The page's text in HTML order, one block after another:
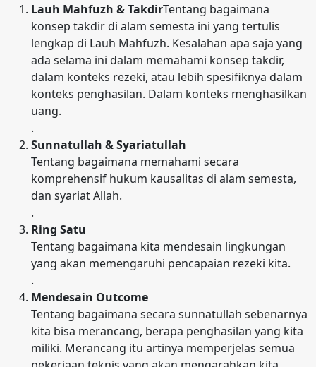
Lauh Mahfuzh & TakdirTentang bagaimana
konsep takdir di alam semesta ini yang tertulis
lengkap di Lauh Mahfuzh. Kesalahan apa saja yang
ada selama ini dalam memahami konsep takdir,
dalam konteks rezeki, atau lebih spesifiknya dalam
konteks penghasilan. Dalam konteks menghasilkan
uang.
.
Sunnatullah & Syariatullah
Tentang bagaimana memahami secara
komprehensif hukum kausalitas di alam semesta,
dan syariat Allah.
.
Ring Satu
Tentang bagaimana kita mendesain lingkungan
yang akan memengaruhi pencapaian rezeki kita.
.
Mendesain Outcome
Tentang bagaimana secara sunnatullah sebenarnya
kita bisa merancang, berapa penghasilan yang kita
miliki. Merancang itu artinya memperjelas semua